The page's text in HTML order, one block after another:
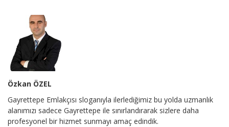
Özkan ÖZEL
Gayrettepe Emlakçısı sloganıyla ilerlediğimiz bu yolda uzmanlık
alanımızı sadece Gayrettepe ile sınırlandırarak sizlere daha
profesyonel bir hizmet sunmayı amaç edindik.